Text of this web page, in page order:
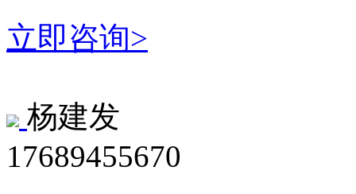
立即咨询>
杨建发
17689455670